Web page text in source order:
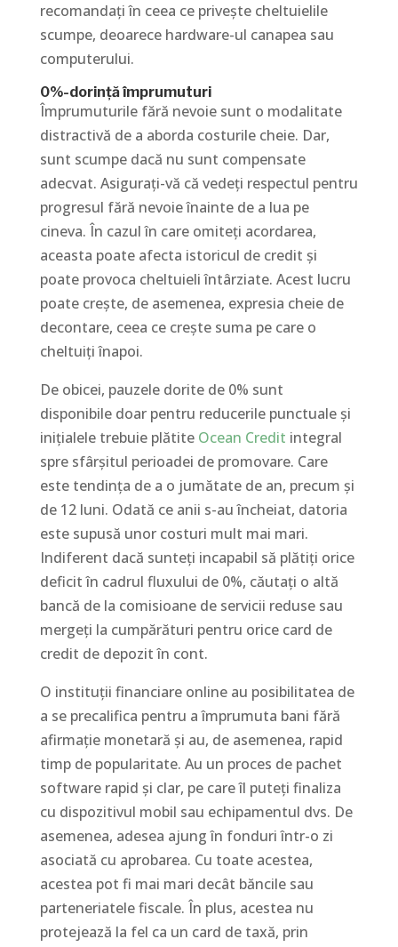
recomandați în ceea ce privește cheltuielile
scumpe, deoarece hardware-ul canapea sau
computerului.
0%-dorință împrumuturi
Împrumuturile fără nevoie sunt o modalitate
distractivă de a aborda costurile cheie. Dar,
sunt scumpe dacă nu sunt compensate
adecvat. Asigurați-vă că vedeți respectul pentru
progresul fără nevoie înainte de a lua pe
cineva. În cazul în care omiteți acordarea,
aceasta poate afecta istoricul de credit și
poate provoca cheltuieli întârziate. Acest lucru
poate crește, de asemenea, expresia cheie de
decontare, ceea ce crește suma pe care o
cheltuiți înapoi.
De obicei, pauzele dorite de 0% sunt
disponibile doar pentru reducerile punctuale și
inițialele trebuie plătite Ocean Credit integral
spre sfârșitul perioadei de promovare. Care
este tendința de a o jumătate de an, precum și
de 12 luni. Odată ce anii s-au încheiat, datoria
este supusă unor costuri mult mai mari.
Indiferent dacă sunteți incapabil să plătiți orice
deficit în cadrul fluxului de 0%, căutați o altă
bancă de la comisioane de servicii reduse sau
mergeți la cumpărături pentru orice card de
credit de depozit în cont.
O instituții financiare online au posibilitatea de
a se precalifica pentru a împrumuta bani fără
afirmație monetară și au, de asemenea, rapid
timp de popularitate. Au un proces de pachet
software rapid și clar, pe care îl puteți finaliza
cu dispozitivul mobil sau echipamentul dvs. De
asemenea, adesea ajung în fonduri într-o zi
asociată cu aprobarea. Cu toate acestea,
acestea pot fi mai mari decât băncile sau
parteneriatele fiscale. În plus, acestea nu
protejează la fel ca un card de taxă, prin